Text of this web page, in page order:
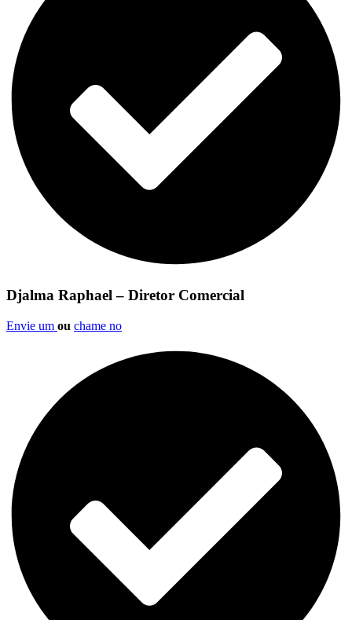
Djalma Raphael – Diretor Comercial
Envie um ou chame no